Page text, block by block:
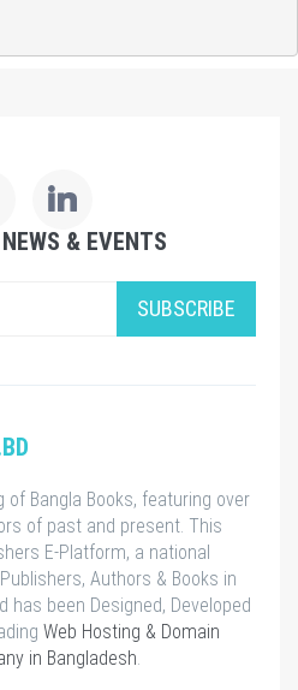
& EVENTS
SUBSCRIBE
Bangla Books, featuring over
of past and present. This
E-Platform, a national
Authors & Books in
has been Designed, Developed
Web Hosting & Domain
in Bangladesh